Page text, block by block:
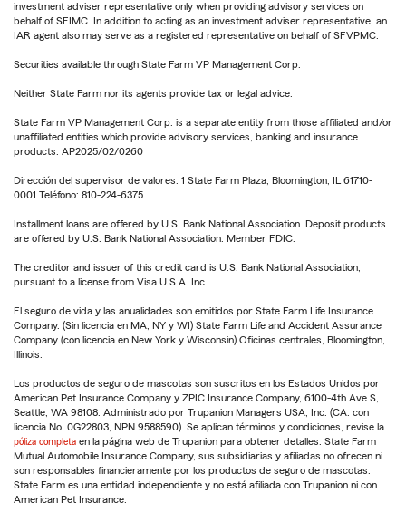
investment adviser representative only when providing advisory services on
behalf of SFIMC. In addition to acting as an investment adviser representative, an
IAR agent also may serve as a registered representative on behalf of SFVPMC.
Securities available through State Farm VP Management Corp.
Neither State Farm nor its agents provide tax or legal advice.
State Farm VP Management Corp. is a separate entity from those affiliated and/or
unaffiliated entities which provide advisory services, banking and insurance
products. AP2025/02/0260
Dirección del supervisor de valores: 1 State Farm Plaza, Bloomington, IL 61710-
0001 Teléfono: 810-224-6375
Installment loans are offered by U.S. Bank National Association. Deposit products
are offered by U.S. Bank National Association. Member FDIC.
The creditor and issuer of this credit card is U.S. Bank National Association,
pursuant to a license from Visa U.S.A. Inc.
El seguro de vida y las anualidades son emitidos por State Farm Life Insurance
Company. (Sin licencia en MA, NY y WI) State Farm Life and Accident Assurance
Company (con licencia en New York y Wisconsin) Oficinas centrales, Bloomington,
Illinois.
Los productos de seguro de mascotas son suscritos en los Estados Unidos por
American Pet Insurance Company y ZPIC Insurance Company, 6100-4th Ave S,
Seattle, WA 98108. Administrado por Trupanion Managers USA, Inc. (CA: con
licencia No. 0G22803, NPN 9588590). Se aplican términos y condiciones, revise la
póliza completa en la página web de Trupanion para obtener detalles. State Farm
Mutual Automobile Insurance Company, sus subsidiarias y afiliadas no ofrecen ni
son responsables financieramente por los productos de seguro de mascotas.
State Farm es una entidad independiente y no está afiliada con Trupanion ni con
American Pet Insurance.